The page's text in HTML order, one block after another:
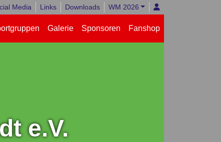
Media Links Downloads WM 2026
Galerie Sponsoren Fanshop
e.V.